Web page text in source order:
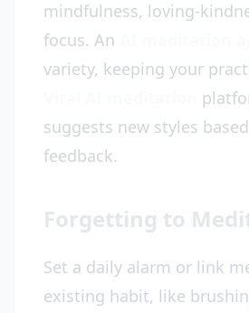
mindfulness, loving-
focus. An
variety, keeping your
suggests new styles
feedback.
Forgetting to
Set a daily alarm or link
existing habit, like